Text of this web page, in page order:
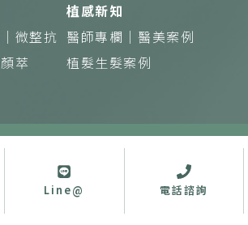
微整抗
萃
植感新知
醫師專欄｜ 醫美案例
植髮生髮案例
業者轉錄其網路資訊之內容供人點閱。但以網
進入醫療機構之網址（域）直接點閱者，不在
Line@ 電話諮詢